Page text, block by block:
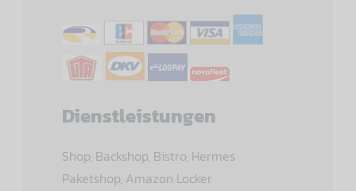
Dienstleistungen
Shop, Backshop, Bistro, Hermes
Paketshop, Amazon Locker